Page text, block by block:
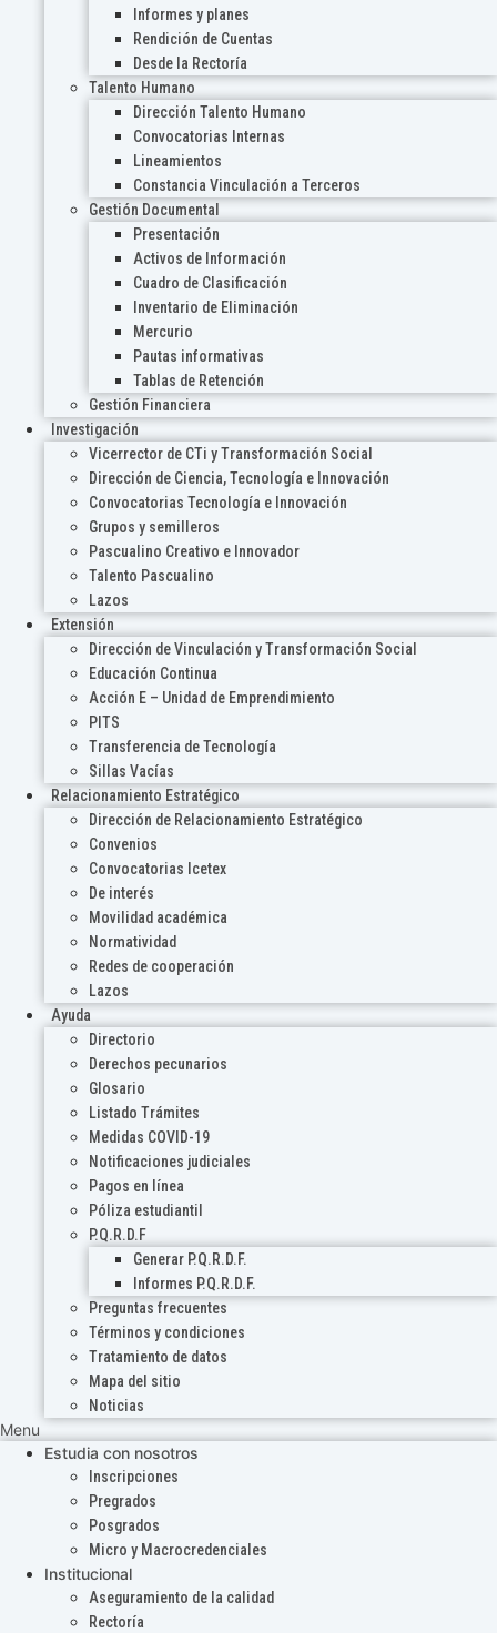
Informes y planes
Rendición de Cuentas
Desde la Rectoría
Talento Humano
Dirección Talento Humano
Convocatorias Internas
Lineamientos
Constancia Vinculación a Terceros
Gestión Documental
Presentación
Activos de Información
Cuadro de Clasificación
Inventario de Eliminación
Mercurio
Pautas informativas
Tablas de Retención
Gestión Financiera
Investigación
Vicerrector de CTi y Transformación Social
Dirección de Ciencia, Tecnología e Innovación
Convocatorias Tecnología e Innovación
Grupos y semilleros
Pascualino Creativo e Innovador
Talento Pascualino
Lazos
Extensión
Dirección de Vinculación y Transformación Social
Educación Continua
Acción E – Unidad de Emprendimiento
PITS
Transferencia de Tecnología
Sillas Vacías
Relacionamiento Estratégico
Dirección de Relacionamiento Estratégico
Convenios
Convocatorias Icetex
De interés
Movilidad académica
Normatividad
Redes de cooperación
Lazos
Ayuda
Directorio
Derechos pecunarios
Glosario
Listado Trámites
Medidas COVID-19
Notificaciones judiciales
Pagos en línea
Póliza estudiantil
P.Q.R.D.F
Generar P.Q.R.D.F.
Informes P.Q.R.D.F.
Preguntas frecuentes
Términos y condiciones
Tratamiento de datos
Mapa del sitio
Noticias
Menu
Estudia con nosotros
Inscripciones
Pregrados
Posgrados
Micro y Macrocredenciales
Institucional
Aseguramiento de la calidad
Rectoría